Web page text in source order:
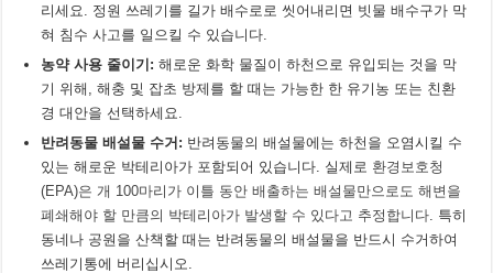
리세요. 정원 쓰레기를 길가 배수로로 씻어내리면 빗물 배수구가 막
혀 침수 사고를 일으킬 수 있습니다.
농약 사용 줄이기:해로운 화학 물질이 하천으로 유입되는 것을 막
기 위해, 해충 및 잡초 방제를 할 때는 가능한 한 유기농 또는 친환
경 대안을 선택하세요.
반려동물 배설물 수거: 반려동물의 배설물에는 하천을 오염시킬 수
있는 해로운 박테리아가 포함되어 있습니다. 실제로 환경보호청
(EPA)은 개 100마리가 이틀 동안 배출하는 배설물만으로도 해변을
폐쇄해야 할 만큼의 박테리아가 발생할 수 있다고 추정합니다 . 특히
동네나 공원을 산책할 때는 반려동물의 배설물을 반드시 수거하여
쓰레기통에 버리십시오.